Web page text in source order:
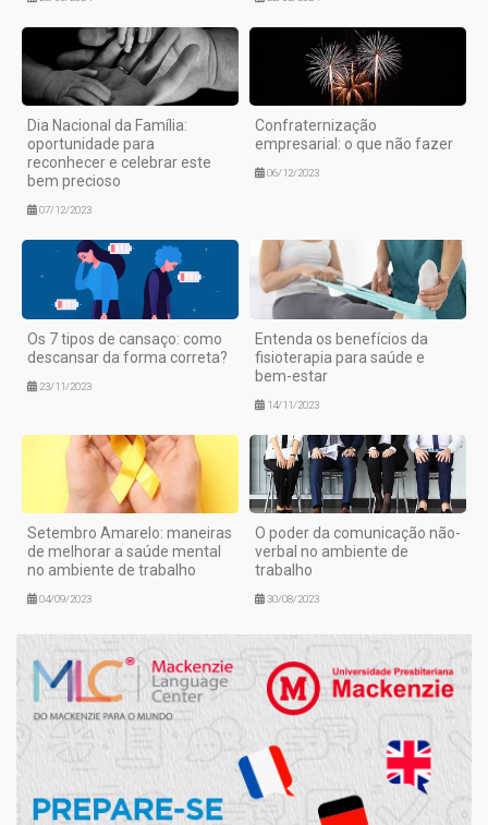
Dia Nacional da Família:
oportunidade para
reconhecer e celebrar este
bem precioso
07/12/2023
Confraternização
empresarial: o que não fazer
06/12/2023
Os 7 tipos de cansaço: como
descansar da forma correta?
23/11/2023
Entenda os benefícios da
fisioterapia para saúde e
bem-estar
14/11/2023
Setembro Amarelo: maneiras
de melhorar a saúde mental
no ambiente de trabalho
04/09/2023
O poder da comunicação não-
verbal no ambiente de
trabalho
30/08/2023